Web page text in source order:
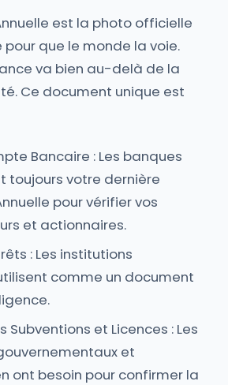
est la photo officielle
que le monde la voie.
va bien au-delà de la
Ce document unique est
Bancaire : Les banques
toujours votre dernière
pour vérifier vos
et actionnaires.
: Les institutions
comme un document
Subventions et Licences : Les
et
ont besoin pour confirmer la